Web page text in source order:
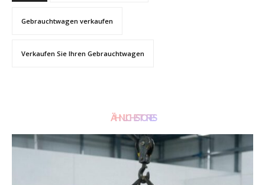
Gebrauchtwagen verkaufen
Verkaufen Sie Ihren Gebrauchtwagen
ÄHNLICHE STORIES